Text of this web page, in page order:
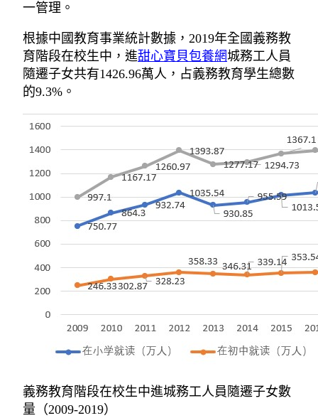
一管理。
根據中國教育事業統計數據，2019年全國義務教
育階段在校生中，進甜心寶貝包養網城務工人員
隨遷子女共有1426.96萬人，占義務教育學生總數
的9.3%。
義務教育階段在校生中進城務工人員隨遷子女數
量（2009-2019）